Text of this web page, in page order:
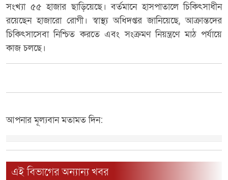
সংখ্যা ৫৫ হাজার ছাড়িয়েছে। বর্তমানে হাসপাতালে চিকিৎসাধীন
রয়েছেন হাজারো রোগী। স্বাস্থ্য অধিদপ্তর জানিয়েছে, আক্রান্তদের
চিকিৎসাসেবা নিশ্চিত করতে এবং সংক্রমণ নিয়ন্ত্রণে মাঠ পর্যায়ে
কাজ চলছে।
আপনার মূল্যবান মতামত দিন:
এই বিভাগের অন্যান্য খবর